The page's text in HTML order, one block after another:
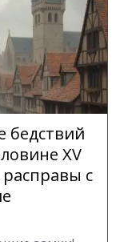
бедствий
XV
с